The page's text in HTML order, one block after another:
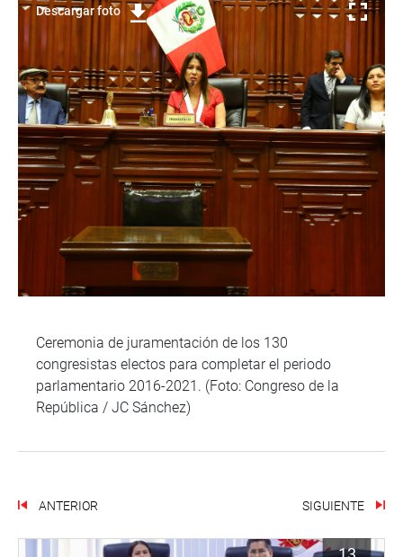
Descargar foto
Ceremonia de juramentación de los 130
congresistas electos para completar el periodo
parlamentario 2016-2021. (Foto: Congreso de la
República / JC Sánchez)
ANTERIOR SIGUIENTE